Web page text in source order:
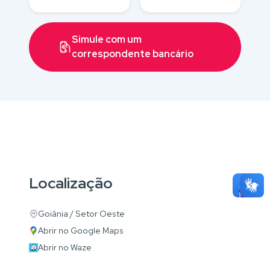
Simule com um
correspondente bancário
Localização
Goiânia / Setor Oeste
Abrir no Google Maps
Abrir no Waze